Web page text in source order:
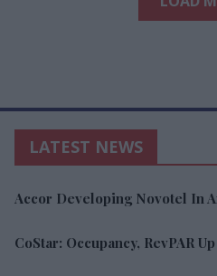
LATEST NEWS
Accor Developing Novotel In
CoStar: Occupancy, RevPAR